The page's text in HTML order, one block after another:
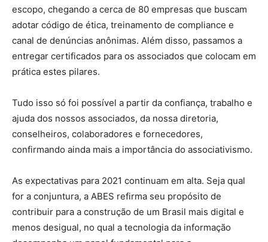
escopo, chegando a cerca de 80 empresas que buscam
adotar código de ética, treinamento de compliance e
canal de denúncias anônimas. Além disso, passamos a
entregar certificados para os associados que colocam em
prática estes pilares.
Tudo isso só foi possível a partir da confiança, trabalho e
ajuda dos nossos associados, da nossa diretoria,
conselheiros, colaboradores e fornecedores,
confirmando ainda mais a importância do associativismo.
As expectativas para 2021 continuam em alta. Seja qual
for a conjuntura, a ABES refirma seu propósito de
contribuir para a construção de um Brasil mais digital e
menos desigual, no qual a tecnologia da informação